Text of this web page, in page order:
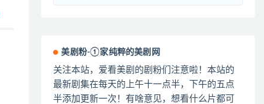
美剧粉-①家纯粹的美剧网
关注本站，爱看美剧的剧粉们注意啦！本站的
最新剧集在每天的上午十一点半，下午的五点
半添加更新一次！有啥意见，想看什么片都可